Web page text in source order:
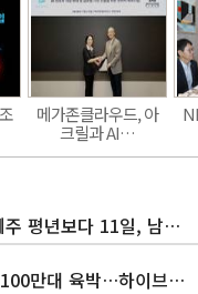
메가존클라우드, 아
크릴과 AI…
평년보다 11일, 남…
만대 육박…하이브…